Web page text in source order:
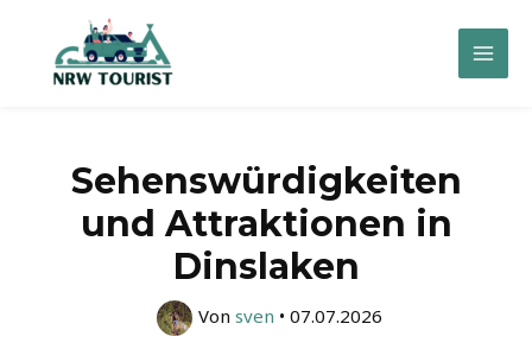
springen
Main
Sehenswürdigkeiten
und Attraktionen in
Dinslaken
Von sven • 07.07.2026